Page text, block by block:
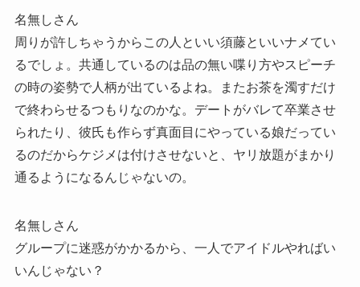
名無しさん
周りが許しちゃうからこの人といい須藤といいナメてい
るでしょ。共通しているのは品の無い喋り方やスピーチ
の時の姿勢で人柄が出ているよね。またお茶を濁すだけ
で終わらせるつもりなのかな。デートがバレて卒業させ
られたり、彼氏も作らず真面目にやっている娘だってい
るのだからケジメは付けさせないと、ヤリ放題がまかり
通るようになるんじゃないの。
名無しさん
グループに迷惑がかかるから、一人でアイドルやればい
いんじゃない？